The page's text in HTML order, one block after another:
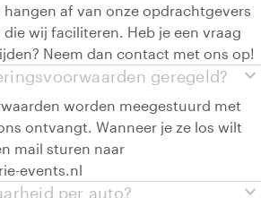
af van onze opdrachtgevers
wij faciliteren. Heb je een vraag
Neem dan contact met ons op!
expand_more
geregeld?
worden meegestuurd met
ontvangt. Wanneer je ze los wilt
mail sturen naar
events.nl
expand_more
per auto?